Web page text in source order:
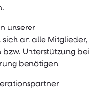
unserer
an alle Mitglieder,
Unterstützung bei
benötigen.